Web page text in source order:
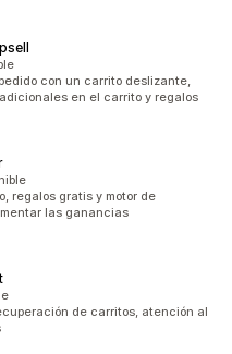
con un carrito deslizante,
en el carrito y regalos
regalos gratis y motor de
las ganancias
de carritos, atención al